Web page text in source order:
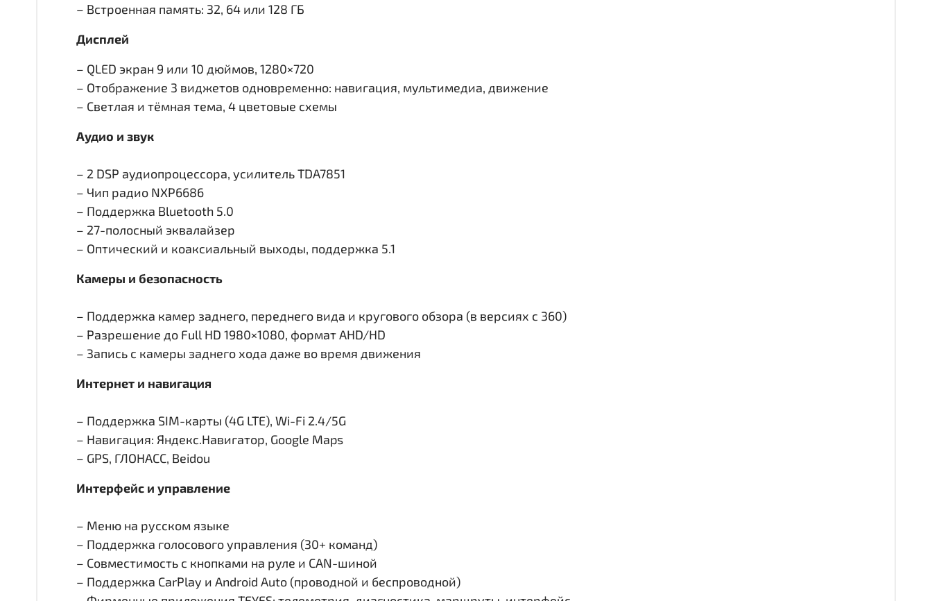
– Встроенная память: 32, 64 или 128 ГБ
Дисплей
– QLED экран 9 или 10 дюймов, 1280×720
– Отображение 3 виджетов одновременно: навигация, мультимедиа, движение
– Светлая и тёмная тема, 4 цветовые схемы
Аудио и звук
– 2 DSP аудиопроцессора, усилитель TDA7851
– Чип радио NXP6686
– Поддержка Bluetooth 5.0
– 27-полосный эквалайзер
– Оптический и коаксиальный выходы, поддержка 5.1
Камеры и безопасность
– Поддержка камер заднего, переднего вида и кругового обзора (в версиях с 360)
– Разрешение до Full HD 1980×1080, формат AHD/HD
– Запись с камеры заднего хода даже во время движения
Интернет и навигация
– Поддержка SIM-карты (4G LTE), Wi-Fi 2.4/5G
– Навигация: Яндекс.Навигатор, Google Maps
– GPS, ГЛОНАСС, Beidou
Интерфейс и управление
– Меню на русском языке
– Поддержка голосового управления (30+ команд)
– Совместимость с кнопками на руле и CAN-шиной
– Поддержка CarPlay и Android Auto (проводной и беспроводной)